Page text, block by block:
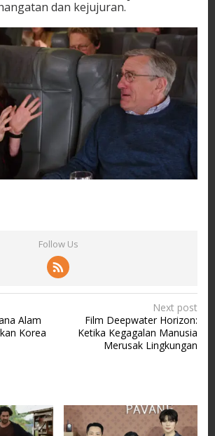
dan kejujuran.
Follow Us
Alam
Korea
Next post
Film Deepwater Horizon:
Ketika Kegagalan Manusia
Merusak Lingkungan